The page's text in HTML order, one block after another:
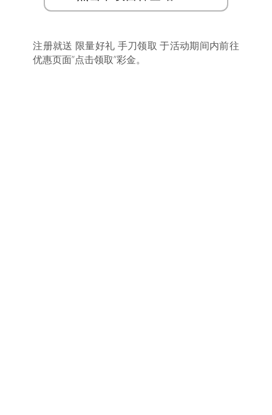
注册就送 限量好礼 手刀领取 于活动期间内前往
优惠页面”点击领取”彩金。